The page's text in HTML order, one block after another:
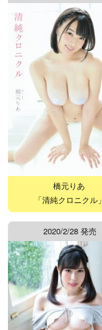
橋元りあ
「清純クロニクル」
2020/2/28 発売